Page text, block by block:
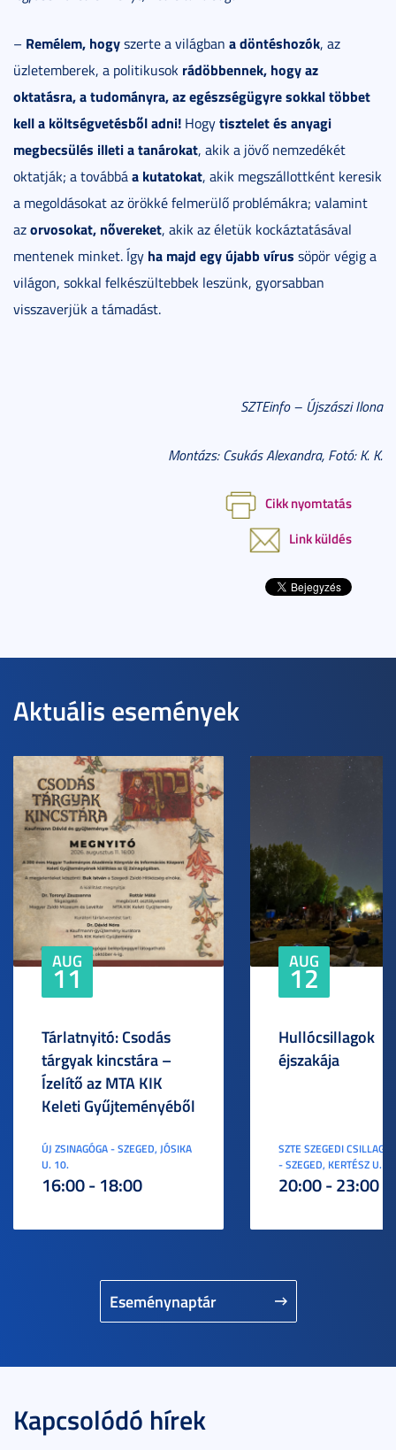
– Remélem, hogyszerte a világban a döntéshozók, az
üzletemberek, a politikusok rádöbbennek, hogy az
oktatásra, a tudományra, az egészségügyre sokkal többet
kell a költségvetésből adni! Hogytisztelet és anyagi
megbecsülés illeti a tanárokat, akik a jövő nemzedékét
oktatják; a továbbáa kutatokat, akik megszállottként keresik
a megoldásokat az örökké felmerülő problémákra; valamint
azorvosokat, nővereket, akik az életük kockáztatásával
mentenek minket. Így ha majd egy újabb vírus söpör végig a
világon, sokkal felkészültebbek leszünk, gyorsabban
visszaverjük a támadást.
SZTEinfo – Újszászi Ilona
Montázs: Csukás Alexandra, Fotó: K. K.
Cikk nyomtatás
Link küldés
Aktuális események
Eseménynaptár
AUG
11
Tárlatnyitó: Csodás
tárgyak kincstára –
Ízelítő az MTA KIK
Keleti Gyűjteményéből
ÚJ ZSINAGÓGA - SZEGED, JÓSIKA
U. 10.
16:00 - 18:00
AUG
12
Hullócsillagok
éjszakája
SZTE SZEGEDI
- SZEGED, KERTÉSZ U. 3.
20:00 - 23:00
Kapcsolódó hírek